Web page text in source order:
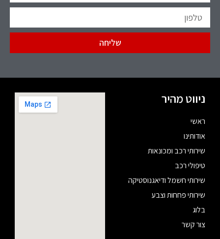
שליחה
ניווט מהיר
ראשי
אודותינו
שירותי רכב ומכונאות
טיפולי רכב
שירותי חשמל ודיאגנוסטיקה
שירותי פחחות וצבע
בלוג
צור קשר